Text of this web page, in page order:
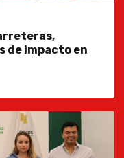
de impacto en